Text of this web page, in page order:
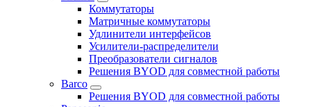
Коммутаторы
Матричные коммутаторы
Удлинители интерфейсов
Усилители-распределители
Преобразователи сигналов
Решения BYOD для совместной работы
Barco
Решения BYOD для совместной работы